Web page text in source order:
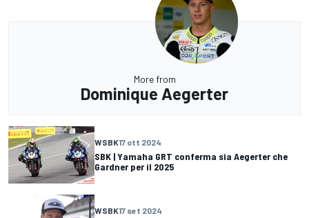
More from
Dominique Aegerter
WSBK17 ott 2024
SBK | Yamaha GRT conferma sia Aegerter che
Gardner per il 2025
WSBK17 set 2024